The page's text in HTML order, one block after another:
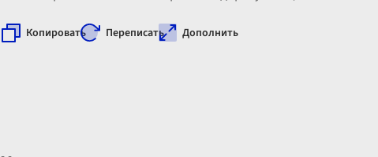
Копировать Переписать Дополнить